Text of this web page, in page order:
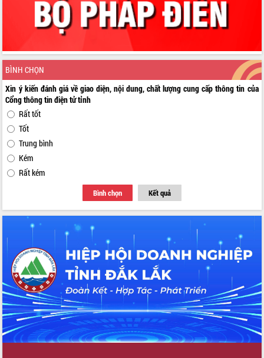
BÌNH CHỌN
Xin ý kiến đánh giá về giao diện, nội dung, chất lượng cung cấp thông tin của
Cổng thông tin điện tử tỉnh
Rất tốt
Tốt
Trung bình
Kém
Rất kém
Bình chọn Kết quả